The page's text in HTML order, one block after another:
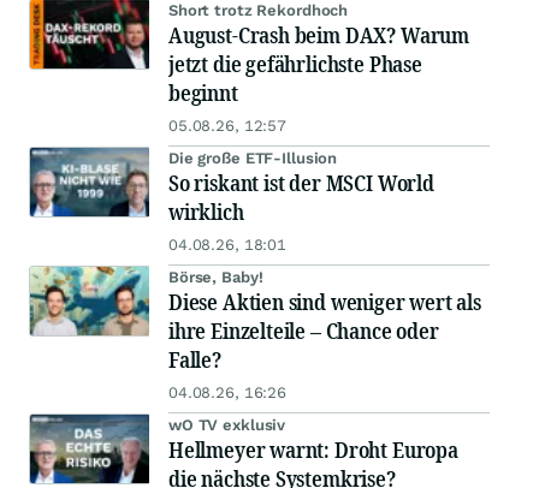
Short trotz Rekordhoch
August-Crash beim DAX? Warum
jetzt die gefährlichste Phase
beginnt
05.08.26, 12:57
Die große ETF-Illusion
So riskant ist der MSCI World
wirklich
04.08.26, 18:01
Börse, Baby!
Diese Aktien sind weniger wert als
ihre Einzelteile – Chance oder
Falle?
04.08.26, 16:26
wO TV exklusiv
Hellmeyer warnt: Droht Europa
die nächste Systemkrise?